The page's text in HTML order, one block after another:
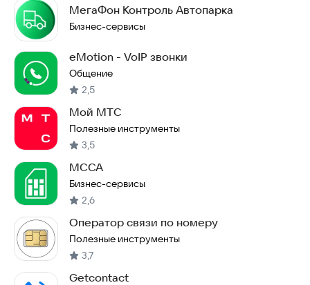
МегаФон Контроль Автопарка
Бизнес-сервисы
eMotion - VoIP звонки
Общение
2,5
Мой МТС
Полезные инструменты
3,5
MCCA
Бизнес-сервисы
2,6
Оператор связи по номеру
Полезные инструменты
3,7
Getcontact